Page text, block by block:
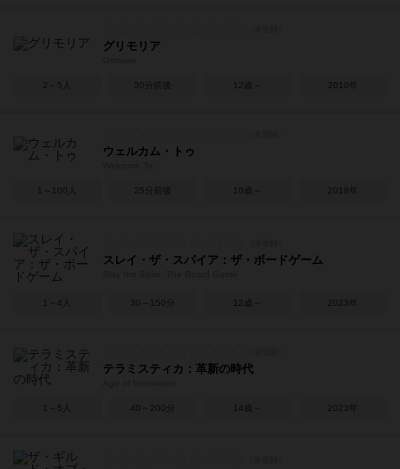
グリモリア
2～5人 30分前後 12歳～ 2010年
ウェルカム・トゥ
1～100人 25分前後 10歳～ 2018年
スレイ・ザ・スパイア：ザ・ボードゲーム
1～4人 30～150分 12歳～ 2023年
テラミスティカ：革新の時代
1～5人 40～200分 14歳～ 2023年